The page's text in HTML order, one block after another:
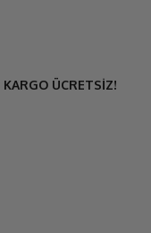
KARGO ÜCRETSİZ!